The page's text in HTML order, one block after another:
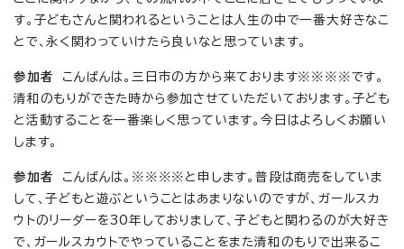
す。子どもさんと関われるということは人生の中で一番大好きなこ
とで、永く関わっていけたら良いなと思っています。
参加者
こんばんは。三日市の方から来ております※※※※です。
清和のもりができた時から参加させていただいております。子ども
と活動することを一番楽しく思っています。今日はよろしくお願い
します。
参加者
こんばんは。※※※※と申します。普段は商売をしていま
して、子どもと遊ぶということはあまりないのですが、ガールスカ
ウトのリーダーを30年しておりまして、子どもと関わるのが大好き
で、ガールスカウトでやっていることをまた清和のもりで出来るこ